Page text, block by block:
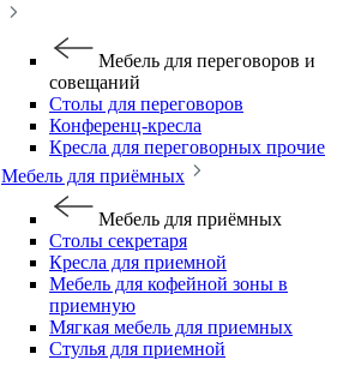
Мебель для переговоров и
совещаний
Столы для переговоров
Конференц-кресла
Кресла для переговорных прочие
Мебель для приёмных
Мебель для приёмных
Столы секретаря
Кресла для приемной
Мебель для кофейной зоны в
приемную
Мягкая мебель для приемных
Стулья для приемной